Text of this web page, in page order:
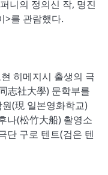
니의 정의신 작, 명진
>를 관람했다.
히메지시 출생의 극
志社大學) 문학부를
(現 일본영화학교)
나(松竹大船) 촬영소
단 구로 텐트(검은 텐